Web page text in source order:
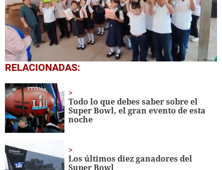
0
seconds
1
minute,
56
seconds
RELACIONADAS:
Todo lo que debes saber sobre el
Super Bowl, el gran evento de esta
noche
Los últimos diez ganadores del
Super Bowl